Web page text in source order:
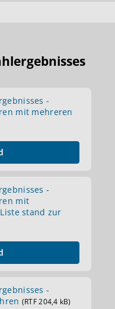
-
mit mehreren
-
mit
stand zur
-
(RTF 204,4 kB)